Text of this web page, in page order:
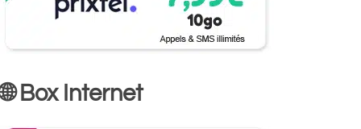
🌐 Box Internet